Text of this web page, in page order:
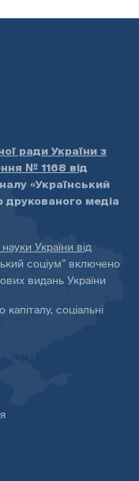
ради України з
№ 1168 від
«Український
друкованого медіа
України від
соціум” включено
видань України
соціальні